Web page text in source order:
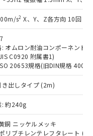
s2 X、Y、Z各方向 10回
: オムロン耐油コンポーネント
C0920 附属書1)
20653規格(旧DIN規格
き出しタイプ (2m)
: 約240g
銅 ニッケルメッキ
リブチレンテレフタレート
での社内デー
のであり、閲
在庫および標
あることをご
準価格はお客
客様担当のオ
当社販売員に
や当社販売拠
」をご確認
結果を当社の
以下、 カド
ェニルエーテル類
(2-エチルヘキシ
下、フタル酸ブチ
フタル酸ジブチル
イソブチル
制御機器に対する
は閾値を超える意
す。
：
ポリ臭化ビフェ
ジフェニルエーテ
DIBP(フタル酸ジ
酸ブチルベンジ
)) : 1000ppm
場合は、日本
は役務取引許
る場合は、完
に輸出されな
ます。
器、ミサイ
またはその他
装置等に一切
者に販売する
り
が在庫あり
庫状況につ
取引先、ま
ムロン制御
売員にご確